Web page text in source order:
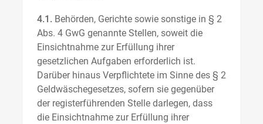
4.1. Behörden, Gerichte sowie sonstige in § 2
Abs. 4 GwG genannte Stellen, soweit die
Einsichtnahme zur Erfüllung ihrer
gesetzlichen Aufgaben erforderlich ist.
Darüber hinaus Verpflichtete im Sinne des § 2
Geldwäschegesetzes, sofern sie gegenüber
der registerführenden Stelle darlegen, dass
die Einsichtnahme zur Erfüllung ihrer